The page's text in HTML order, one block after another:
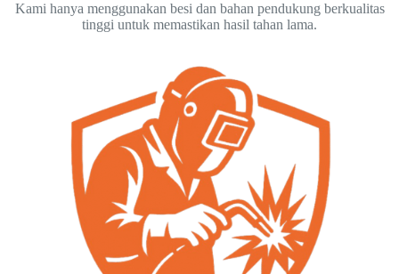
Kami hanya menggunakan besi dan bahan pendukung berkualitas
tinggi untuk memastikan hasil tahan lama.